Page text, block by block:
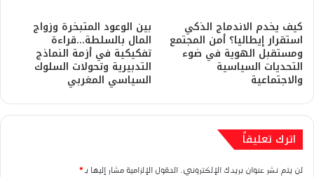
كيف يخدم الاندماج الذكي
استقرار إيطاليا؟ أمن المجتمع
ومستقبل الهوية في ضوء
التحديات السياسية
والاجتماعية
بين الوعود المتبخرة وزواج
المال بالسلطة…قراءة
تفكيكية في أزمة النماذج
التدبيرية وتحولات السلوك
السياسي المغربي
اترك تعليقاً
لن يتم نشر عنوان بريدك الإلكتروني. الحقول الإلزامية مشار إليها بـ*